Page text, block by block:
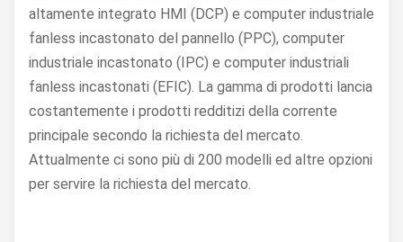
altamente integrato HMI (DCP) e computer industriale
fanless incastonato del pannello (PPC), computer
industriale incastonato (IPC) e computer industriali
fanless incastonati (EFIC). La gamma di prodotti lancia
costantemente i prodotti redditizi della corrente
principale secondo la richiesta del mercato.
Attualmente ci sono più di 200 modelli ed altre opzioni
per servire la richiesta del mercato.